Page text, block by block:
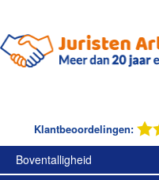
Klantbeoordelingen:
Boventalligheid